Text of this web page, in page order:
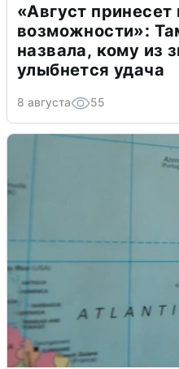
«Август принесет
возможности»:
назвала, кому из
улыбнется удача
8 августа 55